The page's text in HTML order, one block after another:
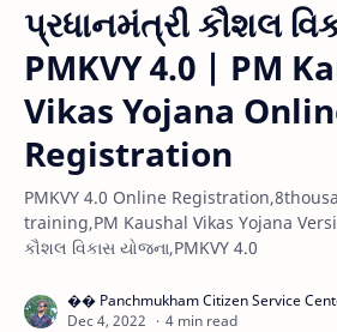
પ્રધાનમંત્રી કૌશલ
PMKVY 4.0 | PM
Vikas Yojana
Registration
PMKVY 4.0 Online
training,PM Kaushal Vikas Yojana
કૌશલ વિકાસ યોજના,PMKVY 4.0
4 min read